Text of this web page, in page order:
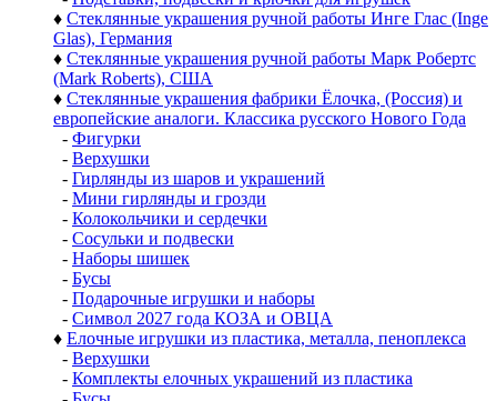
♦ Стеклянные украшения ручной работы Инге Глас (Inge
Glas), Германия
♦ Стеклянные украшения ручной работы Марк Робертс
(Mark Roberts), США
♦ Стеклянные украшения фабрики Ёлочка, (Россия) и
европейские аналоги. Классика русского Нового Года
- Фигурки
- Верхушки
- Гирлянды из шаров и украшений
- Мини гирлянды и грозди
- Колокольчики и сердечки
- Сосульки и подвески
- Наборы шишек
- Бусы
- Подарочные игрушки и наборы
- Символ 2027 года КОЗА и ОВЦА
♦ Елочные игрушки из пластика, металла, пеноплекса
- Верхушки
- Комплекты елочных украшений из пластика